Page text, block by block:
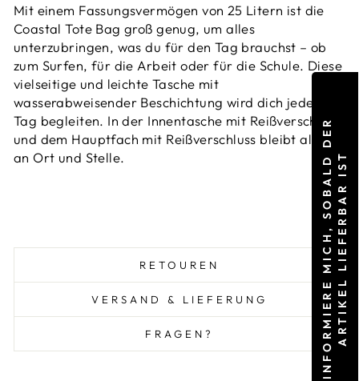
Mit einem Fassungsvermögen von 25 Litern ist die
Coastal Tote Bag groß genug, um alles
unterzubringen, was du für den Tag brauchst – ob
zum Surfen, für die Arbeit oder für die Schule. Diese
vielseitige und leichte Tasche mit
wasserabweisender Beschichtung wird dich jeden
Tag begleiten. In der Innentasche mit Reißverschluss
und dem Hauptfach mit Reißverschluss bleibt alles
an Ort und Stelle.
RETOUREN
VERSAND & LIEFERUNG
FRAGEN? I
N
F
O
R
M
I
E
R
E
M
I
C
H
,
S
O
B
A
L
D
D
E
R
A
R
T
I
K
E
L
L
I
E
F
E
R
B
A
R
I
ST